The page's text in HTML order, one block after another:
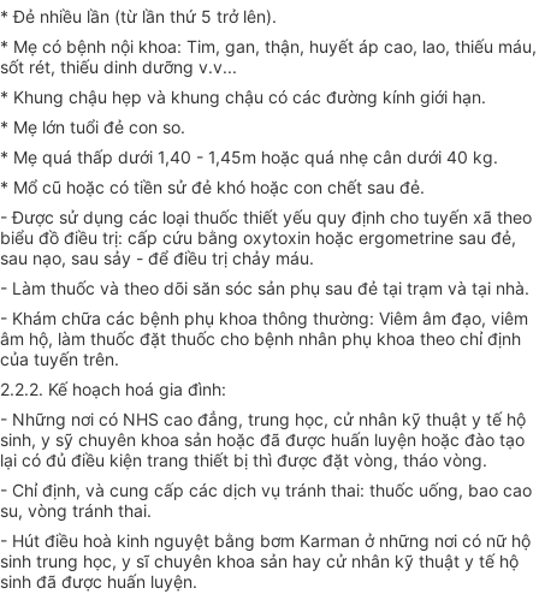
* Đẻ nhiều lần (từ lần thứ 5 trở lên).
* Mẹ có bệnh nội khoa: Tim, gan, thận, huyết áp cao, lao, thiếu máu,
sốt rét, thiếu dinh dưỡng v.v...
* Khung chậu hẹp và khung chậu có các đường kính giới hạn.
* Mẹ lớn tuổi đẻ con so.
* Mẹ quá thấp dưới 1,40 - 1,45m hoặc quá nhẹ cân dưới 40 kg.
* Mổ cũ hoặc có tiền sử đẻ khó hoặc con chết sau đẻ.
- Được sử dụng các loại thuốc thiết yếu quy định cho tuyến xã theo
biểu đồ điều trị: cấp cứu bằng oxytoxin hoặc ergometrine sau đẻ,
sau nạo, sau sảy - để điều trị chảy máu.
- Làm thuốc và theo dõi săn sóc sản phụ sau đẻ tại trạm và tại nhà.
- Khám chữa các bệnh phụ khoa thông thường: Viêm âm đạo, viêm
âm hộ, làm thuốc đặt thuốc cho bệnh nhân phụ khoa theo chỉ định
của tuyến trên.
2.2.2. Kế hoạch hoá gia đình:
- Những nơi có NHS cao đẳng, trung học, cử nhân kỹ thuật y tế hộ
sinh, y sỹ chuyên khoa sản hoặc đã được huấn luyện hoặc đào tạo
lại có đủ điều kiện trang thiết bị thì được đặt vòng, tháo vòng.
- Chỉ định, và cung cấp các dịch vụ tránh thai: thuốc uống, bao cao
su, vòng tránh thai.
- Hút điều hoà kinh nguyệt bằng bơm Karman ở những nơi có nữ hộ
sinh trung học, y sĩ chuyên khoa sản hay cử nhân kỹ thuật y tế hộ
sinh đã được huấn luyện.